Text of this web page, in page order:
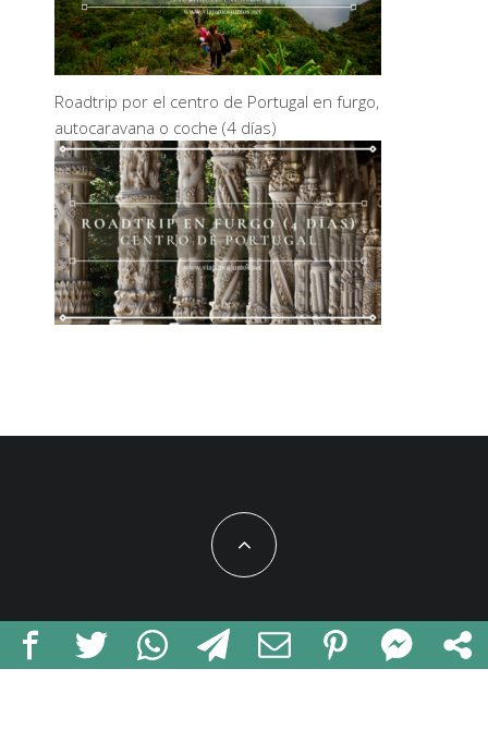
Roadtrip por el centro de Portugal en furgo,
autocaravana o coche (4 días)